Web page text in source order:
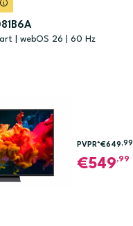
| webOS 26 | 60 Hz
PVPR*€649,99
549,99